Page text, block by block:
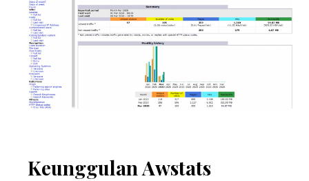
Keunggulan Awstats